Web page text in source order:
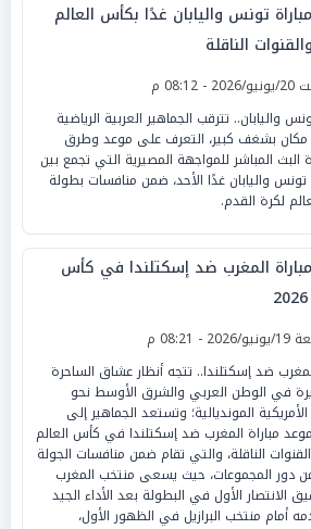
تونس واليابان غدًا بكأس العالم
م
واليابان.. تترقب الجماهير العربية الرياضية
بشغف كبير، التعرف على موعد وطرق
المباشر للمواجهة المصيرية التي تجمع بين
واليابان غدًا الأحد، ضمن منافسات بطولة
لكرة القدم.
المغرب ضد إسكتلندا في كأس
- 08:21 م
ضد إسكتلندا.. تتجه أنظار عشاق الساحرة
في الوطن العربي والشرق الأوسط نحو
المونديالية؛ وتستعد الجماهير إلى
مباراة المغرب ضد إسكتلندا في كأس العالم
والقنوات الناقلة، والتي تقام ضمن منافسات الجولة
من دور المجموعات، حيث يسعى منتخب المغرب
الانتصار الأول في البطولة بعد الأداء الجيد
أمام منتخب البرازيل في الظهور الأول،